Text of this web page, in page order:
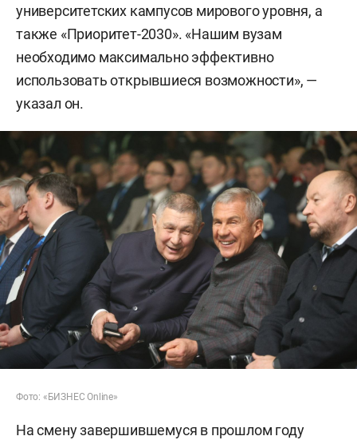
университетских кампусов мирового уровня, а
также «Приоритет-2030». «Нашим вузам
необходимо максимально эффективно
использовать открывшиеся возможности», —
указал он.
Фото: «БИЗНЕС Online»
На смену завершившемуся в прошлом году